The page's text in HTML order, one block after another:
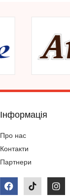
Інформація
Про нас
Контакти
Партнери